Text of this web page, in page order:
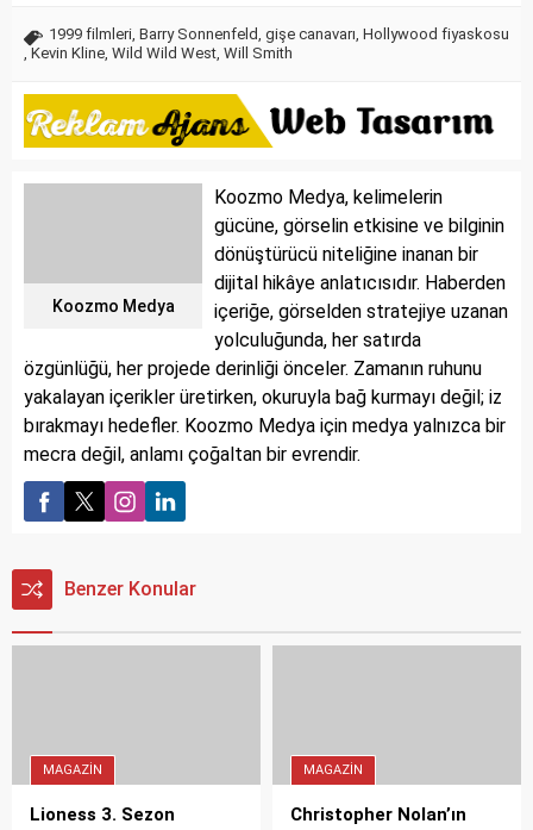
1999 filmleri, Barry Sonnenfeld, gişe canavarı, Hollywood fiyaskosu
, Kevin Kline, Wild Wild West, Will Smith
Koozmo Medya
Koozmo Medya, kelimelerin
gücüne, görselin etkisine ve bilginin
dönüştürücü niteliğine inanan bir
dijital hikâye anlatıcısıdır. Haberden
içeriğe, görselden stratejiye uzanan
yolculuğunda, her satırda
özgünlüğü, her projede derinliği önceler. Zamanın ruhunu
yakalayan içerikler üretirken, okuruyla bağ kurmayı değil; iz
bırakmayı hedefler. Koozmo Medya için medya yalnızca bir
mecra değil, anlamı çoğaltan bir evrendir.
Benzer Konular
MAGAZIN
Lioness 3. Sezon
MAGAZIN
Christopher Nolan’ın